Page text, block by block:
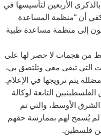
الأربعين لتأسيسها في
أن “منظمة المساعدة
إلى منظمة مساعدة طبية
من هجمات لا حصر لها على
التي تبقى معي وتلتصق بي،
يتم ترويجها في الإعلام.‏
التابعة لوكالة
58 مخيمًا المنتشرة في جميع أنحاء الشرق الأوسط، والتي تم
الذين لم يُسمح لهم بممارسة حقهم